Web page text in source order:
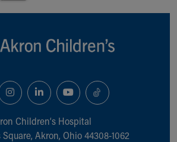
Children‘s Hospital
Akron, Ohio 44308-1062